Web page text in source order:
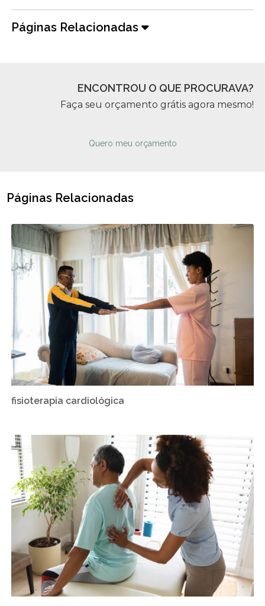
Páginas Relacionadas
ENCONTROU O QUE PROCURAVA?
Faça seu orçamento grátis agora mesmo!
Quero meu orçamento
Páginas Relacionadas
fisioterapia cardiológica